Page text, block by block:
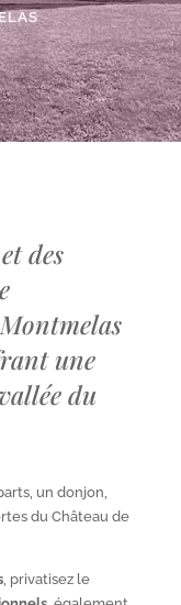
des
une
du
un donjon,
du Château de
, privatisez le